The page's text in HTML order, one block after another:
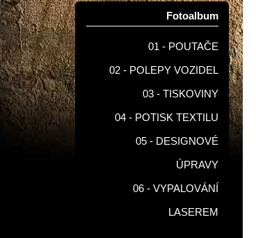
Fotoalbum
01 - POUTAČE
02 - POLEPY VOZIDEL
03 - TISKOVINY
04 - POTISK TEXTILU
05 - DESIGNOVÉ
ÚPRAVY
06 - VYPALOVÁNÍ
LASEREM